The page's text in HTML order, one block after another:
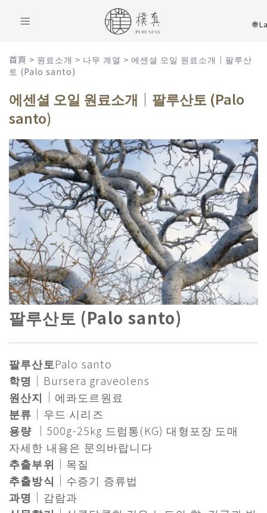
Toggle
首頁 > 원료소개 > 나무 계열 > 에센셜 오일 원료소개｜팔루산
토 (Palo santo)
에센셜 오일 원료소개｜팔루산토 (Palo
santo)
팔루산토 (Palo santo)
팔루산토Palo santo
학명 ｜Bursera graveolens
원산지 ｜에콰도르원료
분류 ｜우드 시리즈
용량 ｜500g-25kg 드럼통(KG) 대형포장 도매
자세한 내용은 문의바랍니다
추출부위 ｜목질
추출방식 ｜수증기 증류법
과명 ｜감람과